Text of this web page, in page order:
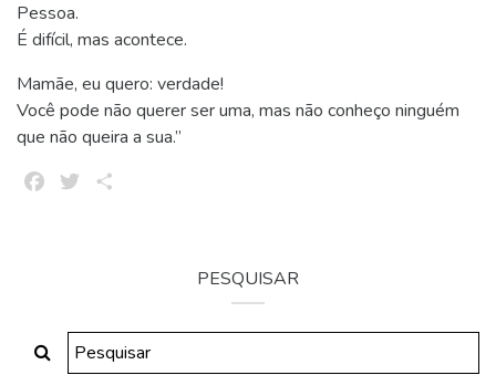
Pessoa.
É difícil, mas acontece.
Mamãe, eu quero: verdade!
Você pode não querer ser uma, mas não conheço ninguém
que não queira a sua.”
FacebookTwitter
PESQUISAR